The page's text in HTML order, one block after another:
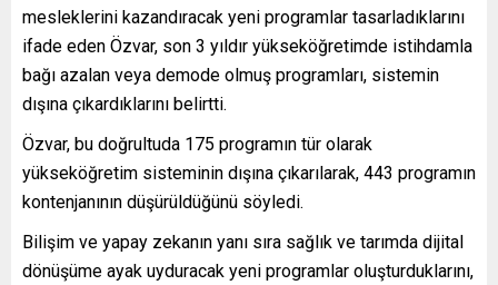
mesleklerini kazandıracak yeni programlar tasarladıklarını
ifade eden Özvar, son 3 yıldır yükseköğretimde istihdamla
bağı azalan veya demode olmuş programları, sistemin
dışına çıkardıklarını belirtti.
Özvar, bu doğrultuda 175 programın tür olarak
yükseköğretim sisteminin dışına çıkarılarak, 443 programın
kontenjanının düşürüldüğünü söyledi.
Bilişim ve yapay zekanın yanı sıra sağlık ve tarımda dijital
dönüşüme ayak uyduracak yeni programlar oluşturduklarını,